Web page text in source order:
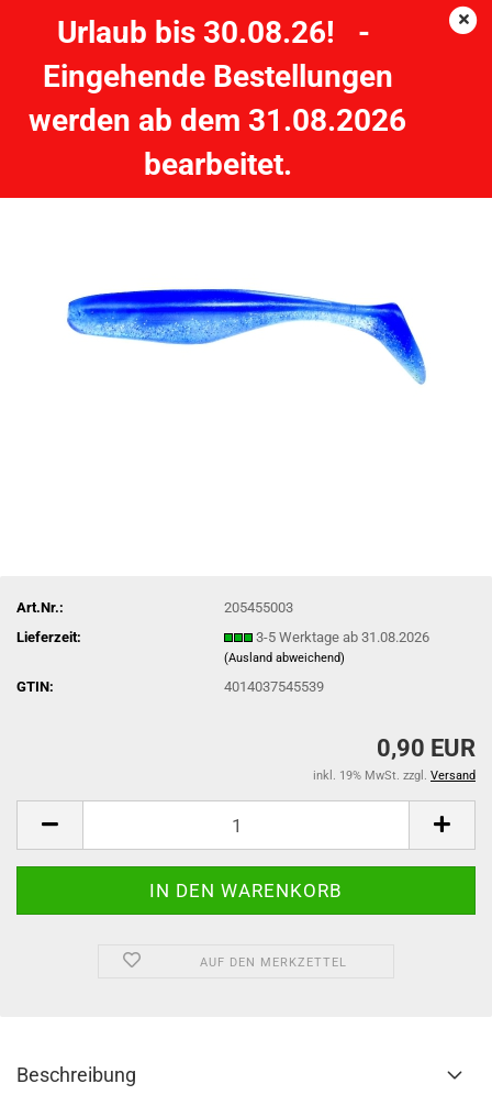
Urlaub bis 30.08.26! -
Eingehende Bestellungen
werden ab dem 31.08.2026
bearbeitet.
JENZI USA-BASS River-Shad Grösse 5" - 12cm #Z
Art.Nr.:
205455003
Lieferzeit:
3-5 Werktage ab 31.08.2026
(Ausland abweichend)
GTIN: 4014037545539
0,90 EUR
inkl. 19% MwSt. zzgl. Versand
AUF DEN MERKZETTEL
Beschreibung